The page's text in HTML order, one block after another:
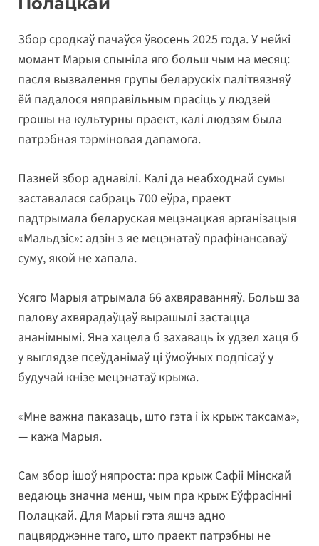
Збор сродкаў пачаўся ўвосень 2025 года. У нейкі
момант Марыя спыніла яго больш чым на месяц:
пасля вызвалення групы беларускіх палітвязняў
ёй падалося няправільным прасіць у людзей
грошы на культурны праект, калі людзям была
патрэбная тэрміновая дапамога.
Пазней збор аднавілі. Калі да неабходнай сумы
заставалася сабраць 700 еўра, праект
падтрымала беларуская мецэнацкая арганізацыя
«Мальдзіс»: адзін з яе мецэнатаў прафінансаваў
суму, якой не хапала.
Усяго Марыя атрымала 66 ахвяраванняў. Больш за
палову ахвярадаўцаў вырашылі застацца
ананімнымі. Яна хацела б захаваць іх удзел хаця б
у выглядзе псеўданімаў ці ўмоўных подпісаў у
будучай кнізе мецэнатаў крыжа.
«Мне важна паказаць, што гэта і іх крыж таксама»,
— кажа Марыя.
Сам збор ішоў няпроста: пра крыж Сафіі Мінскай
ведаюць значна менш, чым пра крыж Еўфрасінні
Полацкай. Для Марыі гэта яшчэ адно
пацвярджэнне таго, што праект патрэбны не